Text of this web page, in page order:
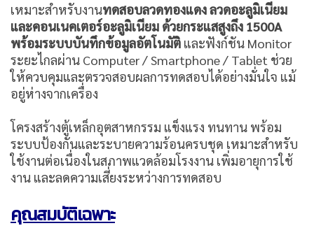
เหมาะสำหรับงานทดสอบลวดทองแดง ลวดอะลูมิเนียม
และคอนเนคเตอร์อะลูมิเนียม ด้วยกระแสสูงถึง 1500A
พร้อมระบบบันทึกข้อมูลอัตโนมัติ และฟังก์ชัน Monitor
ระยะไกลผ่าน Computer / Smartphone / Tablet ช่วย
ให้ควบคุมและตรวจสอบผลการทดสอบได้อย่างมั่นใจ แม้
อยู่ห่างจากเครื่อง
โครงสร้างตู้เหล็กอุตสาหกรรม แข็งแรง ทนทาน พร้อม
ระบบป้องกันและระบายความร้อนครบชุด เหมาะสำหรับ
ใช้งานต่อเนื่องในสภาพแวดล้อมโรงงาน เพิ่มอายุการใช้
งาน และลดความเสี่ยงระหว่างการทดสอบ
คุณสมบัติเฉพาะ